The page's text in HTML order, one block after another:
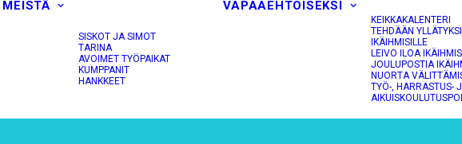
MEISTÄ
SISKOT JA SIMOT
TARINA
AVOIMET TYÖPAIKAT
KUMPPANIT
HANKKEET
VAPAAEHTOISEKSI
KEIKKAKALENTERI
TEHDÄÄN
IKÄIHMISILLE
LEIVO ILOA
JOULUPOSTIA
NUORTA
TYÖ-, HARRASTUS-